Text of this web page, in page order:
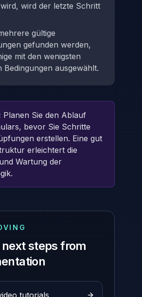
wird der letzte Schritt
gültige
gefunden werden,
mit den wenigsten
Bedingungen ausgewählt.
Planen Sie den Ablauf
bevor Sie Schritte
erstellen. Eine gut
erleichtert die
Wartung der
steps from